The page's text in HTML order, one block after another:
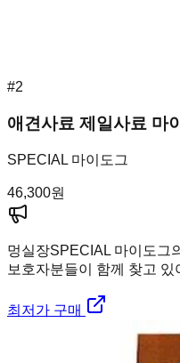
#2
애견사료 제일사료 마
SPECIAL 마이도그
46,300원
멍실장SPECIAL 마이도그
보호자분들이 함께 찾고 있
최저가 구매